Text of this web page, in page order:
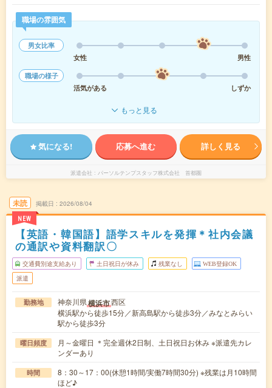
職場の雰囲気
男女比率
女性
男性
職場の様子
活気がある
しずか
もっと見る
気になる! 応募へ進む 詳しく見る
派遣会社 パーソルテンプスタッフ株式会社 首都圏
未読
NEW
掲載日 2026/08/04
【英語・韓国語】語学スキルを発揮＊社内会議
の通訳や資料翻訳〇
交通費別途支給あり 土日祝日が休み 残業なし WEB登録OK
派遣
勤務地 神奈川県横浜市西区
横浜駅から徒歩15分／新高島駅から徒歩3分／みなとみらい
駅から徒歩3分
曜日頻度
月～金曜日 ＊完全週休2日制、土日祝日お休み ※派遣先カレ
ンダーあり
時間
8：30～17：00(休憩1時間/実働7時間30分) ※残業は月10時間
ほど♪